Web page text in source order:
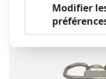
Modifier